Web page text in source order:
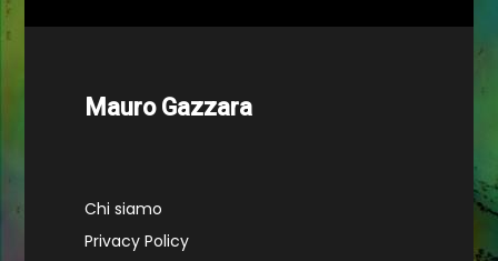
Mauro Gazzara
Chi siamo
Privacy Policy